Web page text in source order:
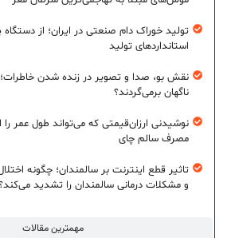
مهمترین مقالات
تولید خوراک دام صنعتی در ایران؛ از
استانداردهای تولید
نقش بو، صدا و تصویر در زنده شدن
ناگهان برمی‌گردند؟
نوشیدنی ارزان‌قیمتی که می‌تواند طول عمر
مصرف سالم چای
تاثیر قطع اینترنت بر سالمندان؛ چگونه
و مشکلات درمانی سالمندان را تشدید